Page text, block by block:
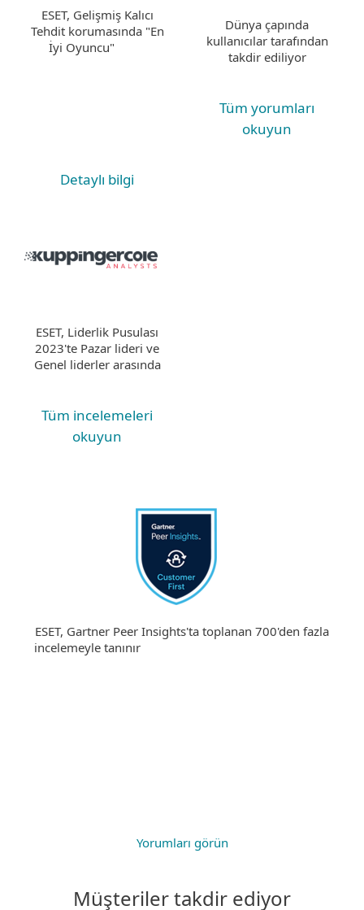
ESET, Gelişmiş Kalıcı
Tehdit korumasında "En
İyi Oyuncu"
Detaylı bilgi
Dünya çapında
kullanıcılar tarafından
takdir ediliyor
Tüm yorumları
okuyun
ESET, Liderlik Pusulası
2023'te Pazar lideri ve
Genel liderler arasında
Tüm incelemeleri
okuyun
ESET, Gartner Peer Insights'ta toplanan 700'den fazla
incelemeyle tanınır
Yorumları görün
Müşteriler takdir ediyor